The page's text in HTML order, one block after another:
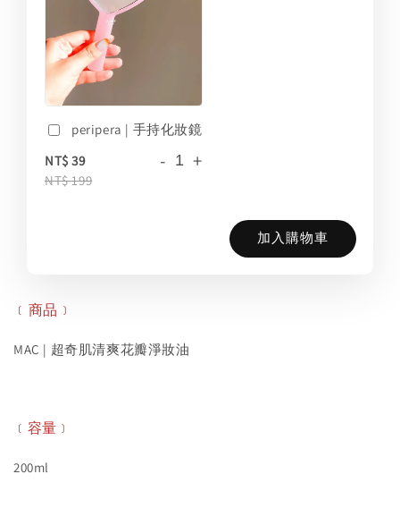
peripera | 手持化妝鏡
NT$ 39
NT$ 199
- +
加入購物車
﹝商品﹞
MAC | 超奇肌清爽花瓣淨妝油
﹝容量﹞
200ml